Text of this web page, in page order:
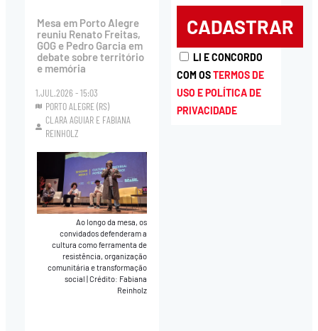
Mesa em Porto Alegre
reuniu Renato Freitas,
GOG e Pedro Garcia em
debate sobre território
e memória
1.JUL.2026 - 15:03
PORTO ALEGRE (RS)
CLARA AGUIAR E FABIANA
REINHOLZ
Ao longo da mesa, os
convidados defenderam a
cultura como ferramenta de
resistência, organização
comunitária e transformação
social Crédito: Fabiana
Reinholz
LI E CONCORDO
COM OSTERMOS DE
USO E POLÍTICA DE
PRIVACIDADE